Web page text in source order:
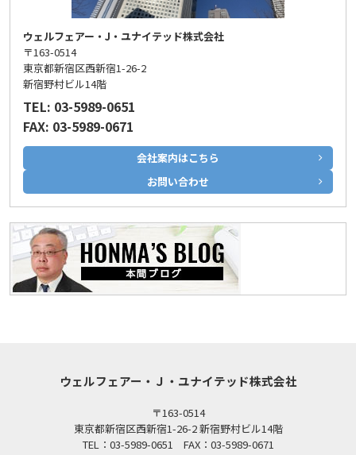
ウェルフェアー・J・ユナイテッド株式会社
〒163-0514
東京都新宿区西新宿1-26-2
新宿野村ビル14階
TEL: 03-5989-0651
FAX: 03-5989-0671
会社案内はこちら
お問い合わせ
ウェルフェアー・Ｊ・ユナイテッド株式会社
〒163-0514
東京都新宿区西新宿1-26-2 新宿野村ビル14階
TEL：03-5989-0651 FAX：03-5989-0671